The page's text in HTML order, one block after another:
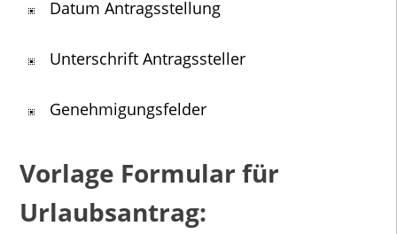
Datum Antragsstellung
Unterschrift Antragssteller
Genehmigungsfelder
Vorlage Formular für
Urlaubsantrag: